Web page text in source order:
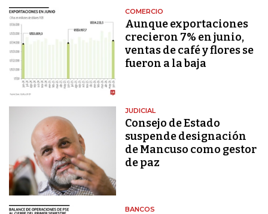
COMERCIO
Aunque exportaciones
crecieron 7% en junio,
ventas de café y flores se
fueron a la baja
JUDICIAL
Consejo de Estado
suspende designación
de Mancuso como gestor
de paz
BANCOS